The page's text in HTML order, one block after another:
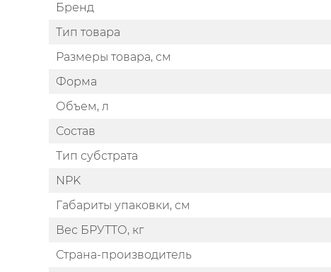
Бренд
Тип товара
Размеры товара, см
Форма
Объем, л
Состав
Тип субстрата
NPK
Габариты упаковки, см
Вес БРУТТО, кг
Страна-производитель